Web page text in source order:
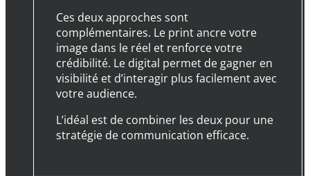
Ces deux approches sont
complémentaires. Le print ancre votre
image dans le réel et renforce votre
crédibilité. Le digital permet de gagner en
visibilité et d’interagir plus facilement avec
votre audience.
L’idéal est de combiner les deux pour une
stratégie de communication efficace.